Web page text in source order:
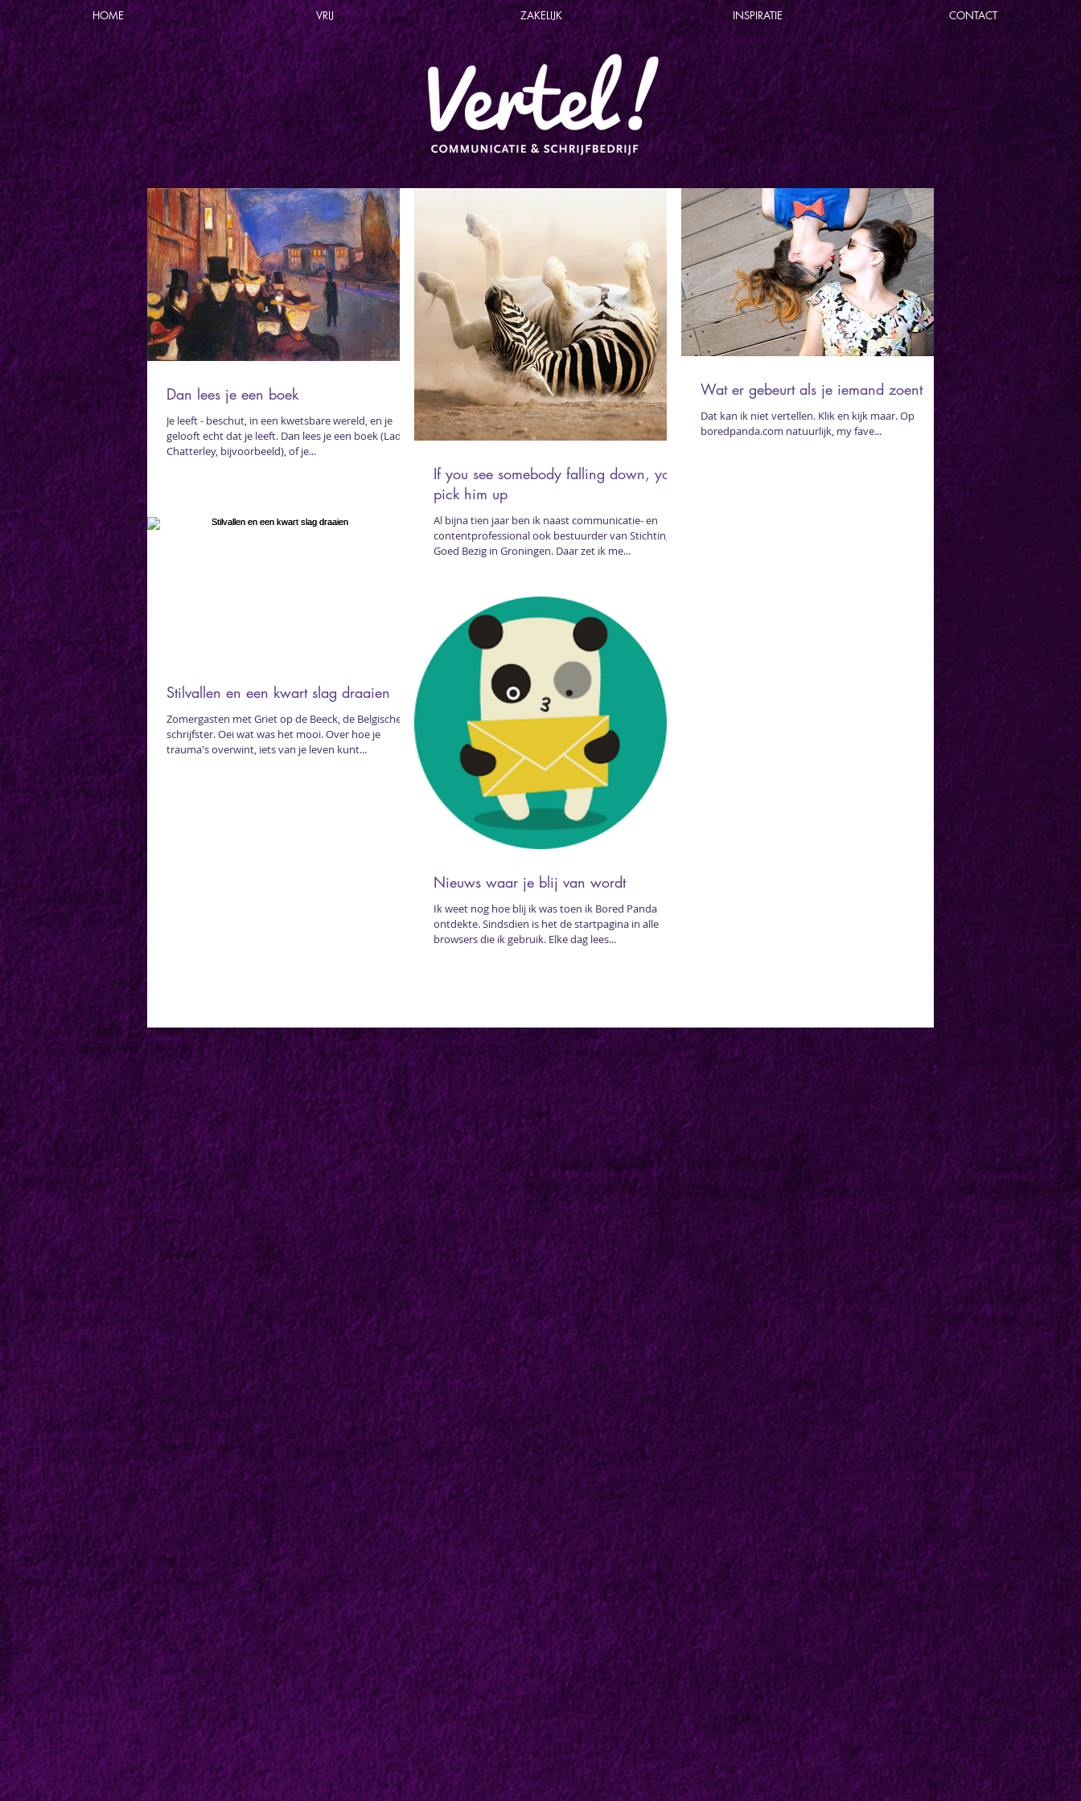
HOME VRIJ ZAKELIJK INSPIRATIE CONTACT
Dan lees je een boek
Je leeft - beschut, in een kwetsbare wereld, en je
gelooft echt dat je leeft. Dan lees je een boek (Lady
Chatterley, bijvoorbeeld), of je...
If you see somebody falling down, you
pick him up
Al bijna tien jaar ben ik naast communicatie- en
contentprofessional ook bestuurder van Stichting
Goed Bezig in Groningen. Daar zet ik me...
Wat er gebeurt als je iemand zoent
Dat kan ik niet vertellen. Klik en kijk maar. Op
boredpanda.com natuurlijk, my fave...
Stilvallen en een kwart slag draaien
Zomergasten met Griet op de Beeck, de Belgische
schrijfster. Oei wat was het mooi. Over hoe je
trauma's overwint, iets van je leven kunt...
Nieuws waar je blij van wordt
Ik weet nog hoe blij ik was toen ik Bored Panda
ontdekte. Sindsdien is het de startpagina in alle
browsers die ik gebruik. Elke dag lees...